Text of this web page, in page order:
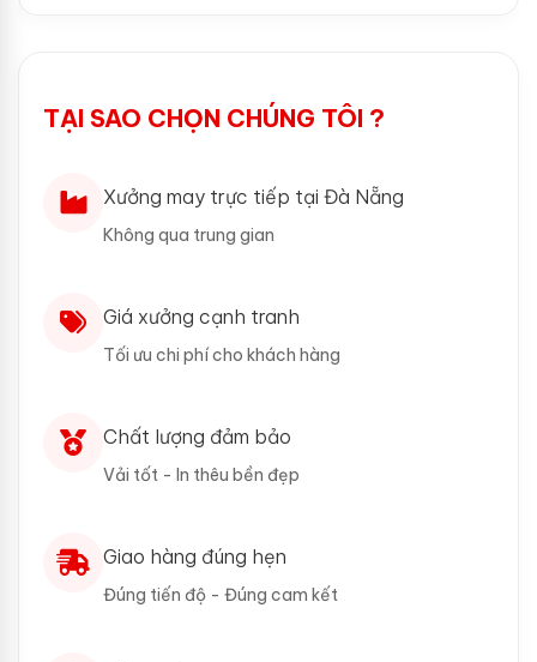
TẠI SAO CHỌN CHÚNG TÔI ?
Xưởng may trực tiếp tại Đà Nẵng
Không qua trung gian
Giá xưởng cạnh tranh
Tối ưu chi phí cho khách hàng
Chất lượng đảm bảo
Vải tốt - In thêu bền đẹp
Giao hàng đúng hẹn
Đúng tiến độ - Đúng cam kết